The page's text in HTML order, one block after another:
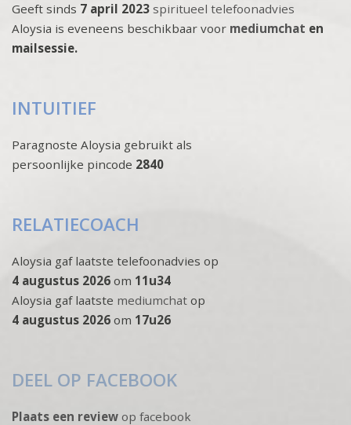
Geeft sinds 7 april 2023 spiritueel telefoonadvies
Aloysia is eveneens beschikbaar voor mediumchat en
mailsessie.
INTUITIEF
Paragnoste Aloysia gebruikt als
persoonlijke pincode 2840
RELATIECOACH
Aloysia gaf laatste telefoonadvies op
4 augustus 2026 om 11u34
Aloysia gaf laatste mediumchat op
4 augustus 2026 om 17u26
DEEL OP FACEBOOK
Plaats een review op facebook